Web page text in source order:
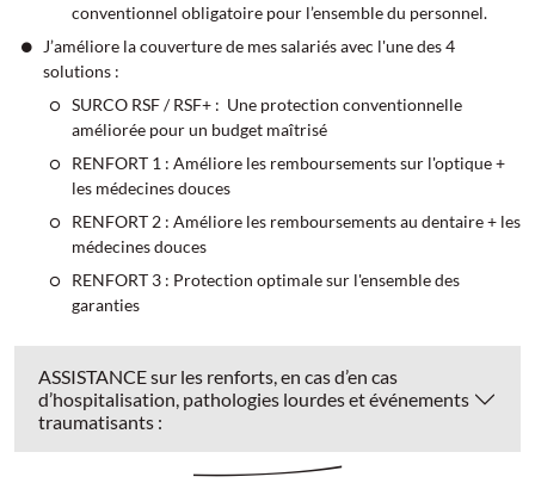
conventionnel obligatoire pour l’ensemble du personnel.
J’améliore la couverture de mes salariés avec l'une des 4
solutions :
SURCO RSF / RSF+ : Une protection conventionnelle
améliorée pour un budget maîtrisé
RENFORT 1 : Améliore les remboursements sur l'optique +
les médecines douces
RENFORT 2 : Améliore les remboursements au dentaire + les
médecines douces
RENFORT 3 : Protection optimale sur l'ensemble des
garanties
ASSISTANCE sur les renforts, en cas d’en cas
d’hospitalisation, pathologies lourdes et événements
traumatisants :